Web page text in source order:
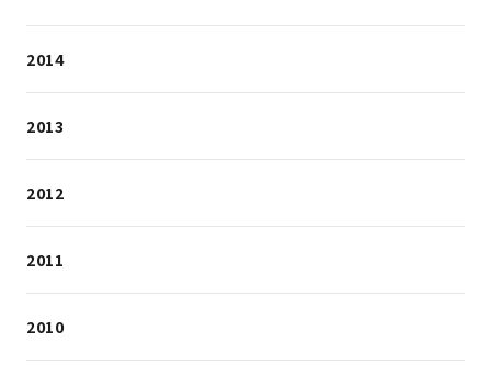
2014
2013
2012
2011
2010